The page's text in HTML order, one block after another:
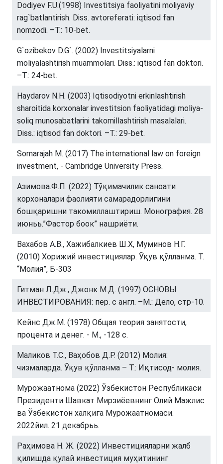
Dodiyev F.U.(1998) Investitsiya faoliyatini moliyaviy
rag`batlantirish. Diss. avtoreferati: iqtisod fan
nomzodi. –T.: 10-bet.
G`ozibekov D.G`. (2002) Investitsiyalarni
moliyalashtirish muammolari. Diss.: iqtisod fan doktori.
–T.: 24-bet.
Haydarov N.H. (2003) Iqtisodiyotni erkinlashtirish
sharoitida korxonalar investitsion faoliyatidagi moliya-
soliq munosabatlarini takomillashtirish masalalari.
Diss.: iqtisod fan doktori. –T.: 29-bet.
Sornarajah M. (2017) The international law on foreign
investment, - Cambridge University Press.
Азимова.Ф.П. (2022) Тўқимачилик саноати
корхоналари фаолияти самарадорлигини
бошқаришни такомиллаштириш. Монография. 28
июньь.”Фacтор боок” нашриёти.
Вахабов А.В., Хажибалкиев Ш.Х, Муминов Н.Г.
(2010) Хорижий инвестициялар. Ўқув қўлланма. Т.
“Молия”, Б-303
Гитман Л.Дж., Джонк М.Д. (1997) ОСНОВЫ
ИНВЕСТИРОВАНИЯ: пер. с англ. –М.: Дело, стр-10.
Кейнс Дж.М. (1978) Общая теория занятости,
процента и денег. - М., -128 с.
Маликов Т.С., Ваҳобов Д.Р. (2012) Молия:
чизмаларда. Ўқув қўлланма – Т.: Иқтисод- молия.
Мурожаатнома (2022) Ўзбекистон Республикаси
Президенти Шавкат Мирзиёевнинг Олий Мажлис
ва Ўзбекистон халқига Мурожаатномаси.
2022йил. 21 декабрьь.
Раҳимова Н. Ж. (2022) Инвестицияларни жалб
қилишда қулай инвестиция муҳитининг